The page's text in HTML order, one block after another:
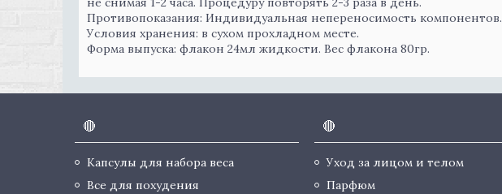
Противопоказания: Индивидуальная непереносимость компонентов.
Условия хранения: в сухом прохладном месте.
Форма выпуска: флакон 24мл жидкости. Вес флакона 80гр.
🔴
Капсулы для набора веса
Все для похудения
🔴
Уход за лицом и телом
Парфюм